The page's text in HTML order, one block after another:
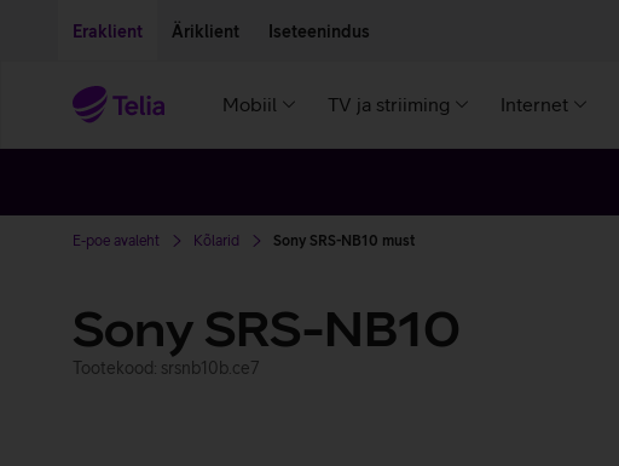
Eraklient Äriklient Iseteenindus
Mobiil TV ja striiming Internet
E-poe avaleht Kõlarid Sony SRS-NB10 must
Sony SRS-NB10
Tootekood: srsnb10b.ce7